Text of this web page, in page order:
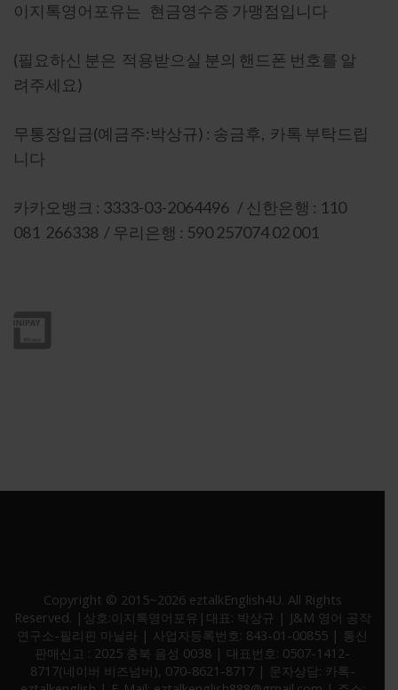
이지톡영어포유는 현금영수증 가맹점입니다
(필요하신 분은 적용받으실 분의 핸드폰 번호를 알
려주세요)
무통장입금(예금주:박상규) : 송금후, 카톡 부탁드립
니다
카카오뱅크 : 3333-03-2064496 / 신한은행 : 110
081 266338 / 우리은행 : 590 257074 02 001
Copyright © 2015~2026 eztalkEnglish4U. All Rights
Reserved. |상호:이지톡영어포유|대표: 박상규 | J&M 영어 공작
연구소-필리핀 마닐라 | 사업자등록번호: 843-01-00855 | 통신
판매신고 : 2025 충북 음성 0038 | 대표번호: 0507-1412-
8717(네이버 비즈넘버), 070-8621-8717 | 문자상담: 카톡-